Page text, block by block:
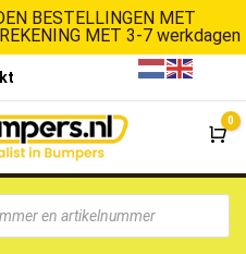
BESTELLINGEN MET
MET 3-7 werkdagen
0